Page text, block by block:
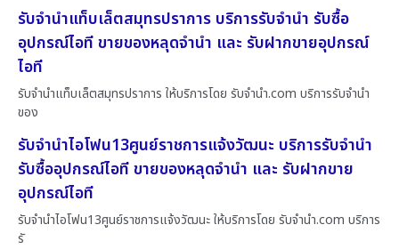
รับจำนำแท็บเล็ตสมุทรปราการ บริการรับจำนำ รับซื้อ
อุปกรณ์ไอที ขายของหลุดจำนำ และ รับฝากขายอุปกรณ์
ไอที
รับจำนำแท็บเล็ตสมุทรปราการ ให้บริการโดย รับจํานํา.com บริการรับจำนำ
ของ
รับจำนำไอโฟน13ศูนย์ราชการแจ้งวัฒนะ บริการรับจำนำ
รับซื้ออุปกรณ์ไอที ขายของหลุดจำนำ และ รับฝากขาย
อุปกรณ์ไอที
รับจำนำไอโฟน13ศูนย์ราชการแจ้งวัฒนะ ให้บริการโดย รับจํานํา.com บริการ
รั